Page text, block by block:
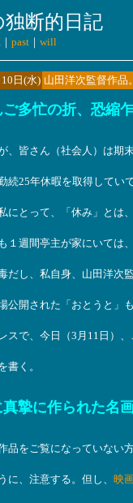
独断的日記
｜ past ｜ will
日(水) 山田洋次監督作品
多忙の折、恐縮
、皆さん（社会人）は期
続25年休暇を取得してい
にとって、「休み」とは
１週間亭主が家にいては
だし、私自身、山田洋次
公開された「おとうと」
スで、今日（3月11日）、
書く。
摯に作られた名画
品をご覧になっていない
に、注意する。但し、 映